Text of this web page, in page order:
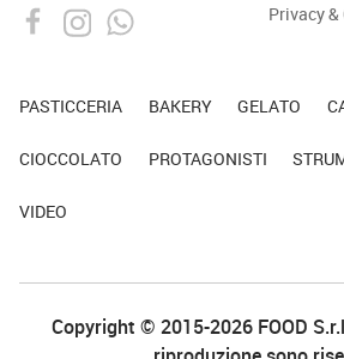
Privacy
PASTICCERIA BAKERY GELATO
CIOCCOLATO PROTAGONISTI
VIDEO
Copyright © 2015-2026 FOOD